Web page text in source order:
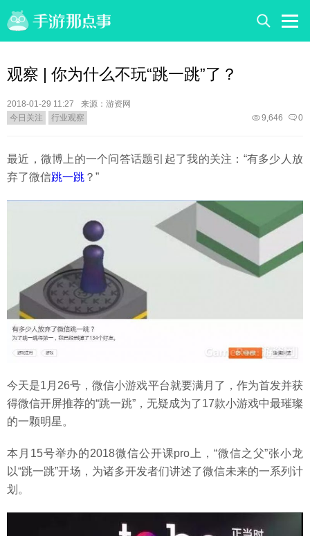
观察 | 你为什么不玩“跳一跳”了？
2018-01-29 11:27
来源：游资网
今日关注
行业观察 0
9,646
最近，微博上的一个问答话题引起了我的关注：“有多少人放
弃了微信跳一跳 ？”
今天是1月26号，微信小游戏平台就要满月了，作为首发并获
得微信开屏推荐的“跳一跳”，无疑成为了17款小游戏中最璀璨
的一颗明星。
本月15号举办的2018微信公开课pro上，“微信之父”张小龙
以“跳一跳”开场，为诸多开发者们讲述了微信未来的一系列计
划。